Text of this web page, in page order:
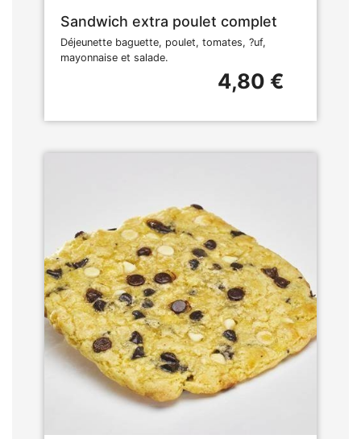
Sandwich extra poulet complet
Déjeunette baguette, poulet, tomates, ?uf,
mayonnaise et salade.
4,80 €